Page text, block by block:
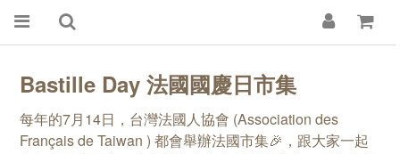
Bastille Day 法國國慶日市集
每年的7月14日，台灣法國人協會 (Association des
Français de Taiwan ) 都會舉辦法國市集🎉，跟大家一起